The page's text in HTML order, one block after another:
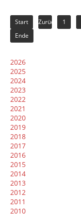
Start Zurück 1
Ende
2026
2025
2024
2023
2022
2021
2020
2019
2018
2017
2016
2015
2014
2013
2012
2011
2010